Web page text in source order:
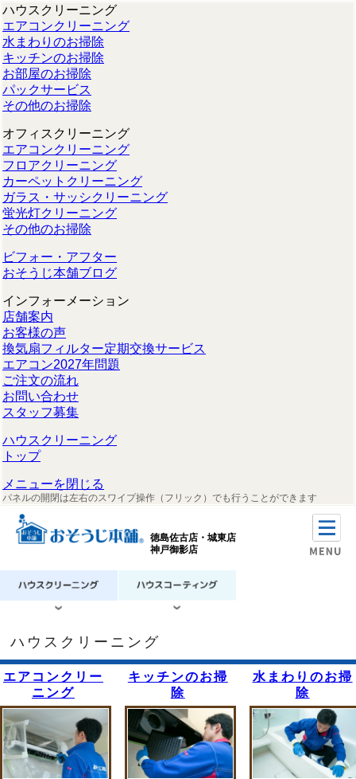
ハウスクリーニング
エアコンクリーニング
水まわりのお掃除
キッチンのお掃除
お部屋のお掃除
パックサービス
その他のお掃除
オフィスクリーニング
エアコンクリーニング
フロアクリーニング
カーペットクリーニング
ガラス・サッシクリーニング
蛍光灯クリーニング
その他のお掃除
ビフォー・アフター
おそうじ本舗ブログ
インフォーメーション
店舗案内
お客様の声
換気扇フィルター定期交換サービス
エアコン2027年問題
ご注文の流れ
お問い合わせ
スタッフ募集
ハウスクリーニング
トップ
メニューを閉じる
パネルの開閉は左右のスワイプ操作（フリック）でも行うことができます
徳島佐古店・城東店
神戸御影店
ハウスクリーニング
エアコンクリー
ニング
キッチンのお掃
除
水まわりのお掃
除